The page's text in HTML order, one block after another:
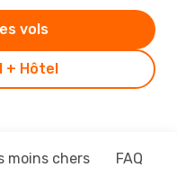
+ Hôtel
vols
moins chers FAQ